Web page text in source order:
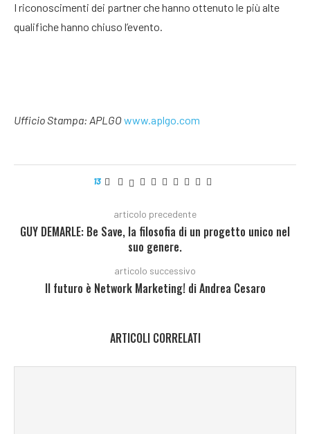
I riconoscimenti dei partner che hanno ottenuto le più alte
qualifiche hanno chiuso l’evento.
Ufficio Stampa: APLGOwww.aplgo.com
13
articolo precedente
GUY DEMARLE: Be Save, la filosofia di un progetto unico nel
suo genere.
articolo successivo
Il futuro è Network Marketing! di Andrea Cesaro
ARTICOLI CORRELATI